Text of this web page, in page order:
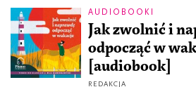
AUDIOBOOKI
Jak zwolnić i
odpocząć w
[audiobook]
REDAKCJA